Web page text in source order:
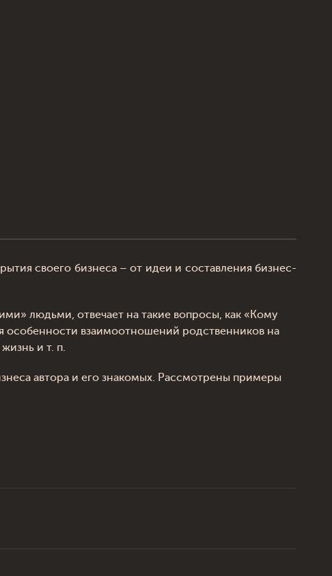
своего бизнеса – от идеи и составления бизнес-
людьми, отвечает на такие вопросы, как «Кому
особенности взаимоотношений родственников на
и т. п.
автора и его знакомых. Рассмотрены примеры